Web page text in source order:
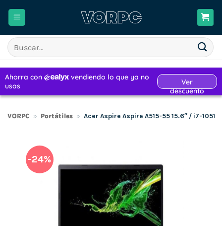
Buscar
por:
VORPC » Portátiles » Acer Aspire Aspire A515-55 15.6″ / i7-
-24%